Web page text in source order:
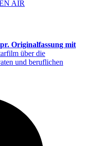
AIR
Originalfassung mit
über die
und beruflichen